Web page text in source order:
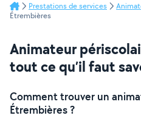
Prestations de services
Étrembières
Animateur
tout ce qu’il faut
Comment trouver un
Étrembières ?